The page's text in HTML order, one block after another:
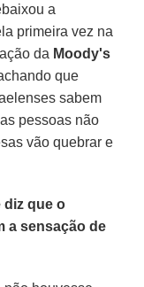
a
primeira vez na
da Moody's
que
sabem
pessoas não
vão quebrar e
diz que o
a sensação de